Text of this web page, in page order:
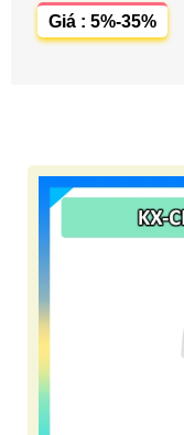
Giá : 5%-35%